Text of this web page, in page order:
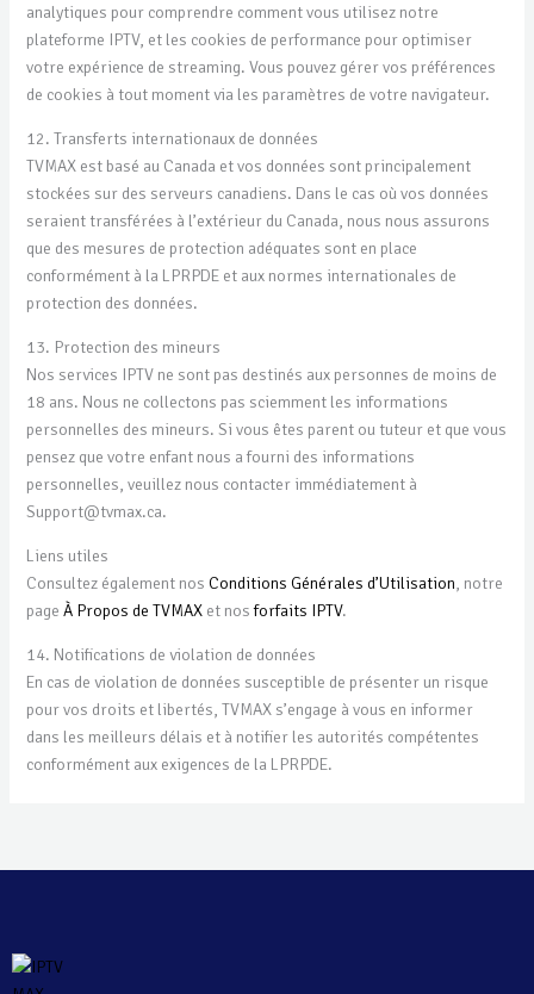
analytiques pour comprendre comment vous utilisez notre
plateforme IPTV, et les cookies de performance pour optimiser
votre expérience de streaming. Vous pouvez gérer vos préférences
de cookies à tout moment via les paramètres de votre navigateur.
12. Transferts internationaux de données
TVMAX est basé au Canada et vos données sont principalement
stockées sur des serveurs canadiens. Dans le cas où vos données
seraient transférées à l’extérieur du Canada, nous nous assurons
que des mesures de protection adéquates sont en place
conformément à la LPRPDE et aux normes internationales de
protection des données.
13. Protection des mineurs
Nos services IPTV ne sont pas destinés aux personnes de moins de
18 ans. Nous ne collectons pas sciemment les informations
personnelles des mineurs. Si vous êtes parent ou tuteur et que vous
pensez que votre enfant nous a fourni des informations
personnelles, veuillez nous contacter immédiatement à
Support@tvmax.ca.
Liens utiles
Consultez également nos Conditions Générales d’Utilisation, notre
page À Propos de TVMAXet nosforfaits IPTV.
14. Notifications de violation de données
En cas de violation de données susceptible de présenter un risque
pour vos droits et libertés, TVMAX s’engage à vous en informer
dans les meilleurs délais et à notifier les autorités compétentes
conformément aux exigences de la LPRPDE.